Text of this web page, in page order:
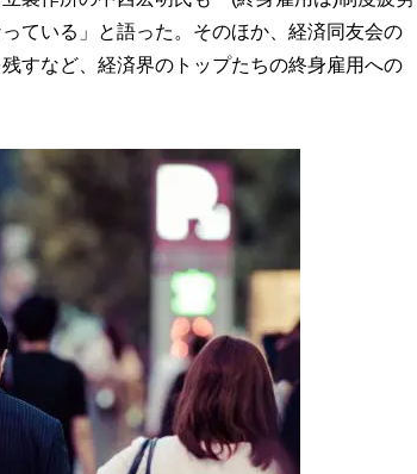
ている」と語った。そのほか、経済同友会の
すなど、経済界のトップたちの終身雇用への